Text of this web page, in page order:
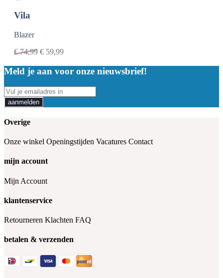
Vila
Blazer
€74,99 € 59,99
Meld je aan voor onze nieuwsbrief!
aanmelden
Overige
Onze winkel Openingstijden Vacatures Contact
mijn account
Mijn Account
klantenservice
Retourneren Klachten FAQ
betalen & verzenden